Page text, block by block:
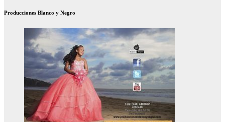
Producciones Blanco y Negro